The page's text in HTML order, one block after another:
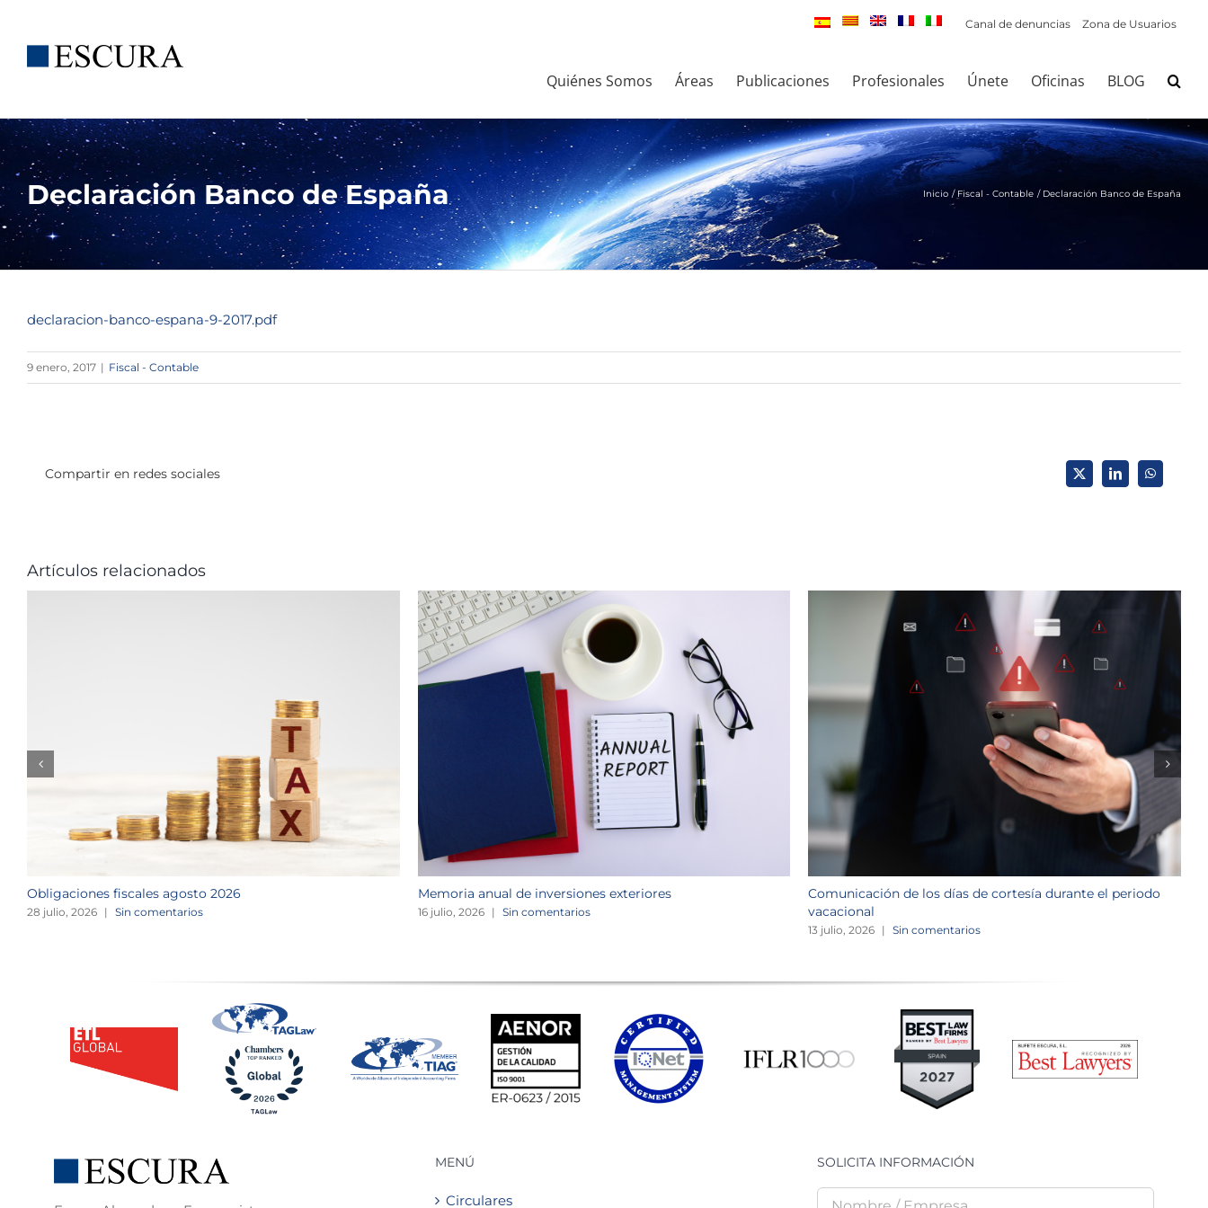
contenido
Canal de denuncias Zona de Usuarios
Quiénes Somos Áreas Publicaciones Profesionales Únete Oficinas BLOG
Declaración Banco de España Inicio Fiscal - Contable Declaración Banco de España
declaracion-banco-espana-9-2017.pdf
9 enero, 2017 | Fiscal - Contable
Compartir en redes sociales X LinkedInWhatsApp
Artículos relacionados
Obligaciones fiscales agosto 2026
28 julio, 2026 | Sin comentarios
Memoria anual de inversiones exteriores
16 julio, 2026 | Sin comentarios
Comunicación de los días de cortesía durante el periodo
vacacional
13 julio, 2026 | Sin comentarios
MENÚ
Circulares
SOLICITA INFORMACIÓN